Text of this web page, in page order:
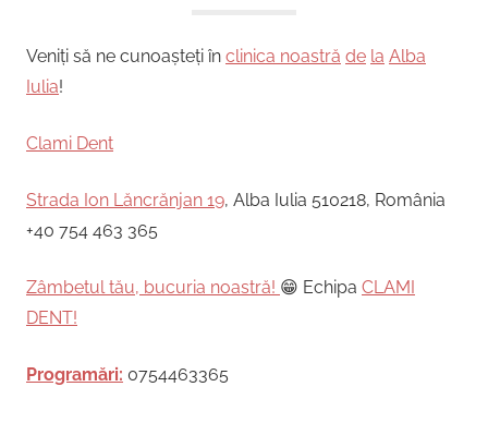
Veniți să ne cunoașteți în clinica noastră de la Alba
Iulia!
Clami Dent
Strada Ion Lăncrănjan 19, Alba Iulia 510218, România
+40 754 463 365
Zâmbetul tău, bucuria noastră! 😁 Echipa CLAMI
DENT!
Programări: 0754463365